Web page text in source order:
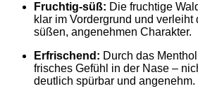
Fruchtig-süß: Die fruchtige
klar im Vordergrund und verleiht
süßen, angenehmen Charakter.
Erfrischend: Durch das
frisches Gefühl in der Nase –
deutlich spürbar und angenehm.